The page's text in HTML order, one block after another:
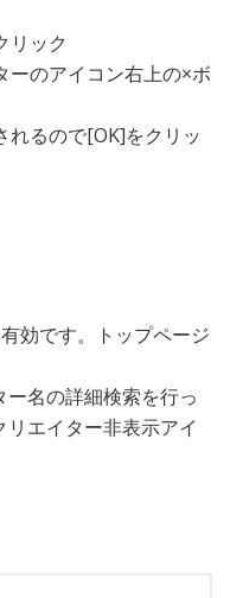
リック
ーのアイコン右上の×ボ
れるので[OK]をクリッ
効です。トップページ
ー名の詳細検索を行っ
エイター非表示アイ